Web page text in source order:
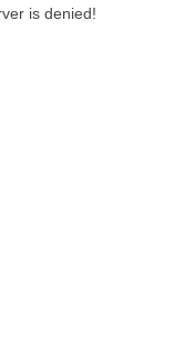
is denied!